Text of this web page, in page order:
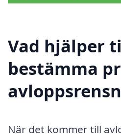
Vad hjälper
bestämma
När det kommer till